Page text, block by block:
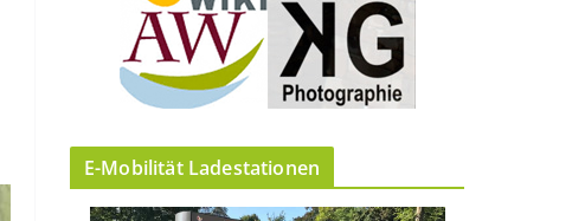
E-Mobilität Ladestationen